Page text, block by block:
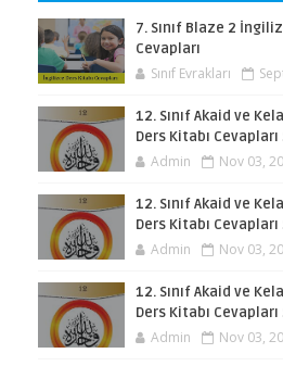
7. Sınıf Blaze 2
Cevapları
Sınıf Evrakları
12. Sınıf Akaid ve
Ders Kitabı
Admin Nov 03,
12. Sınıf Akaid ve
Ders Kitabı
Admin Nov 03,
12. Sınıf Akaid ve
Ders Kitabı
Admin Nov 03,